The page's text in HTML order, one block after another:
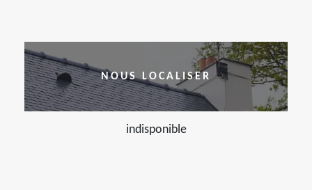
NOUS LOCALISER
indisponible